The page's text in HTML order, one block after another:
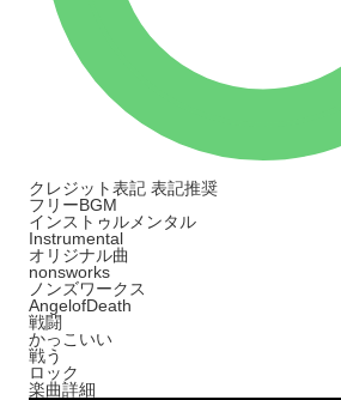
クレジット表記 表記推奨
フリーBGM
インストゥルメンタル
Instrumental
オリジナル曲
nonsworks
ノンズワークス
AngelofDeath
戦闘
かっこいい
戦う
ロック
楽曲詳細